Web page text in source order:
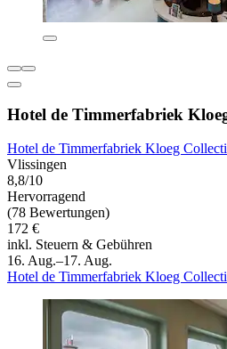
Hotel de Timmerfabriek
Hotel de Timmerfabriek Kloeg
Vlissingen
8,8/10
Hervorragend
(78 Bewertungen)
172 €
inkl. Steuern & Gebühren
16. Aug.–17. Aug.
Hotel de Timmerfabriek Kloeg